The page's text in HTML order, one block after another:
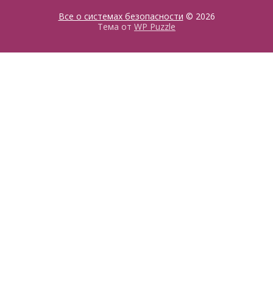
Все о системах безопасности © 2026
Тема от WP Puzzle